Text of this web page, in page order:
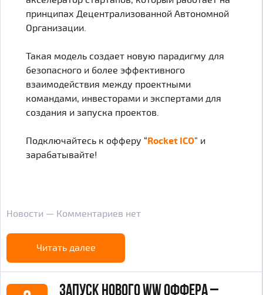
принципах Децентрализованной Автономной
Организации.
Такая модель создает новую парадигму для
безопасного и более эффективного
взаимодействия между проектными
командами, инвесторами и экспертами для
создания и запуска проектов.
Подключайтесь к офферу “Rocket ICO” и
зарабатывайте!
Новости — Комментариев нет
Читать далее
Запуск нового WW оффера –